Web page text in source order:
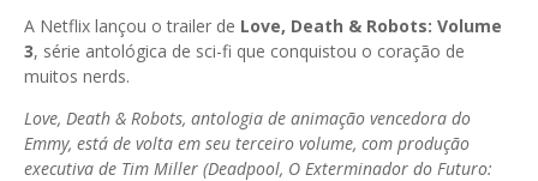
A Netflix lançou o trailer de Love, Death & Robots: Volume
3, série antológica de sci-fi que conquistou o coração de
muitos nerds.
Love, Death & Robots, antologia de animação vencedora do
Emmy, está de volta em seu terceiro volume, com produção
executiva de Tim Miller (Deadpool, O Exterminador do Futuro: